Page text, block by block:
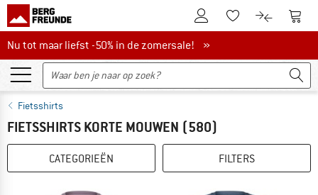
De klantenaccount
Naar deNaar de
Nu tot maar liefst -50% in de zomersale!
Nu tot maar liefst -50% in de zomersale! »
Fietsshirts
FIETSSHIRTS KORTE MOUWEN (580)
CATEGORIEËN FILTERS